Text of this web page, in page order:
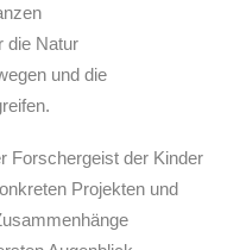
die Natur
und die
Forschergeist der Kinder
Projekten und